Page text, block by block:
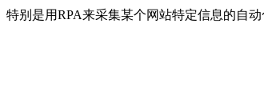
特别是用RPA来采集某个网站特定信息的自